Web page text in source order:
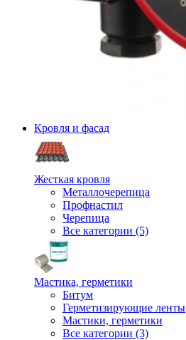
Кровля и фасад
Жесткая кровля
Металлочерепица
Профнастил
Черепица
Все категории (5)
Мастика, герметики
Битум
Герметизирующие ленты
Мастики, герметики
Все категории (3)